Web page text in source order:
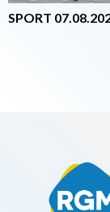
SPORT